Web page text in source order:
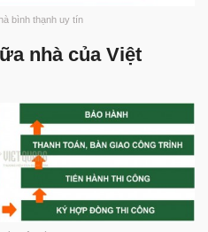
bình thạnh uy tín
nhà của Việt